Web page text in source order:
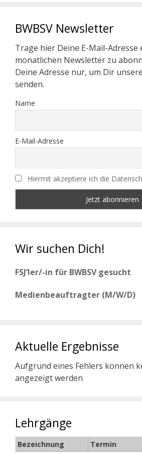
BWBSV Newsletter
Trage hier Deine E-Mail-Adresse
monatlichen Newsletter zu
Deine Adresse nur, um Dir
senden.
Name
E-Mail-Adresse
Hiermit akzeptiere ich die
Wir suchen Dich!
FSJ’ler/-in für BWBSV gesucht
Medienbeauftragter (M/W/D)
Aktuelle Ergebnisse
Aufgrund eines Fehlers können
angezeigt werden
Lehrgänge
Bezeichnung Termin